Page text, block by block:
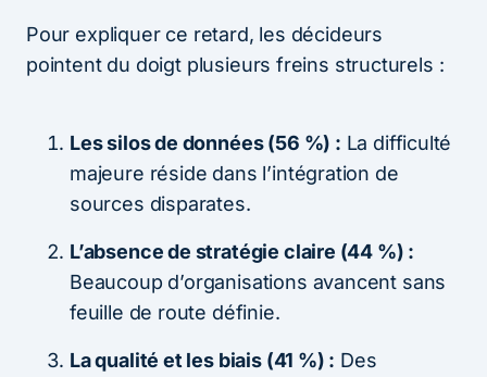
Pour expliquer ce retard, les décideurs
pointent du doigt plusieurs freins structurels :
Les silos de données (56 %) : La difficulté
majeure réside dans l’intégration de
sources disparates.
L’absence de stratégie claire (44 %) :
Beaucoup d’organisations avancent sans
feuille de route définie.
La qualité et les biais (41 %) : Des